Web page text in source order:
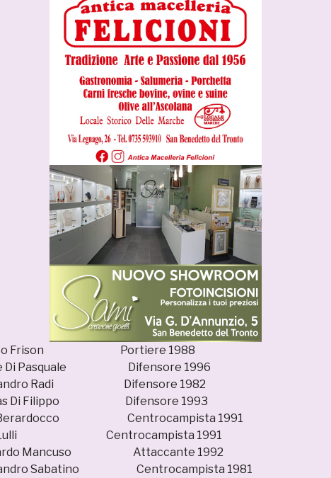
Frison Portiere 1988
Di Pasquale Difensore 1996
Radi Difensore 1982
Di Filippo Difensore 1993
Berardocco Centrocampista 1991
Lulli Centrocampista 1991
Mancuso Attaccante 1992
Sabatino Centrocampista 1981